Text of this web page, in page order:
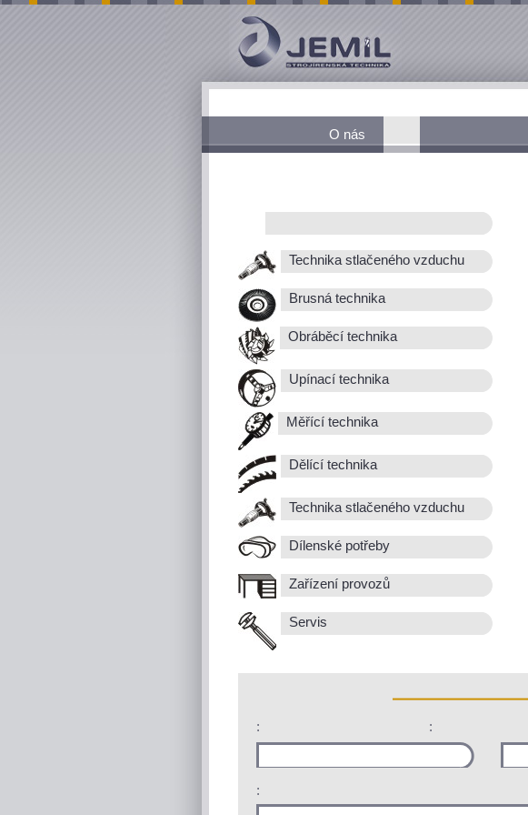
O nás
Technika stlačeného vzduchu
Brusná technika
Obráběcí technika
Upínací technika
Měřící technika
Dělící technika
Technika stlačeného vzduchu
Dílenské potřeby
Zařízení provozů
Servis
: :
: